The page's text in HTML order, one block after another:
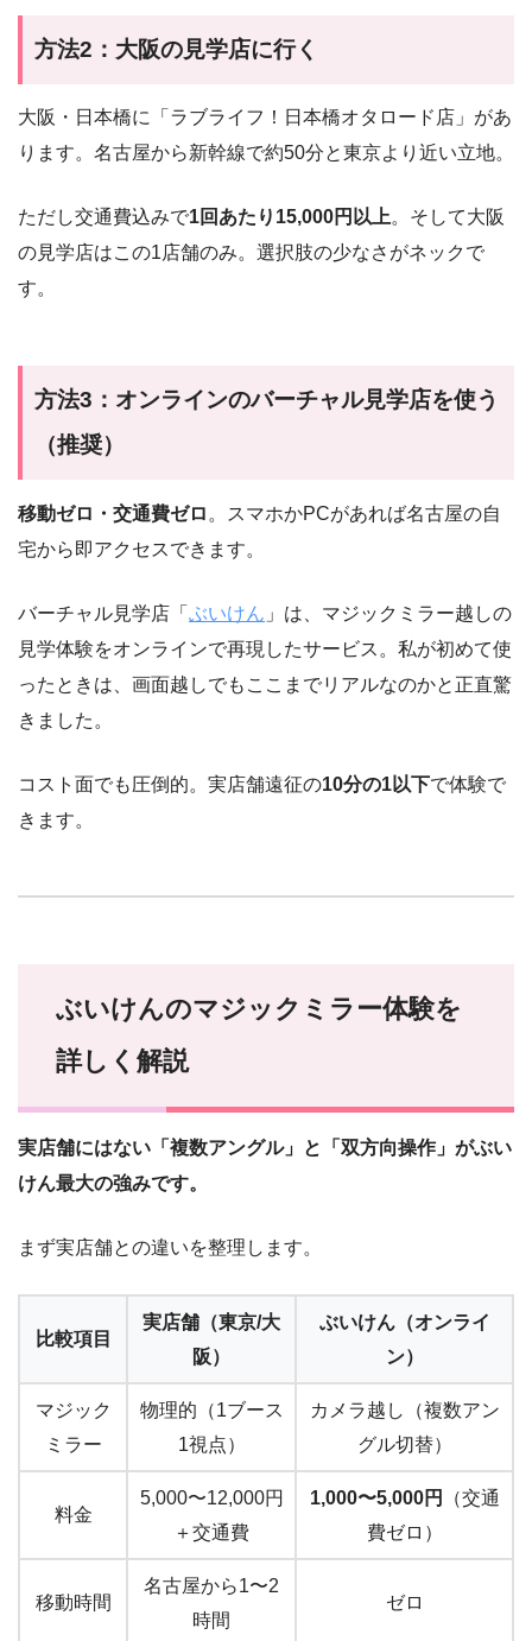
方法2：大阪の見学店に行く
大阪・日本橋に「ラブライフ！日本橋オタロード店」があ
ります。名古屋から新幹線で約50分と東京より近い立地。
ただし交通費込みで1回あたり15,000円以上。そして大阪
の見学店はこの1店舗のみ。選択肢の少なさがネックで
す。
方法3：オンラインのバーチャル見学店を使う
（推奨）
移動ゼロ・交通費ゼロ 。スマホかPCがあれば名古屋の自
宅から即アクセスできます。
バーチャル見学店「 ぶいけん 」は、マジックミラー越しの
見学体験をオンラインで再現したサービス。私が初めて使
ったときは、画面越しでもここまでリアルなのかと正直驚
きました。
コスト面でも圧倒的。実店舗遠征の10分の1以下で体験で
きます。
ぶいけんのマジックミラー体験を
詳しく解説
実店舗にはない「複数アングル」と「双方向操作」がぶい
けん最大の強みです。
まず実店舗との違いを整理します。
比較項目
実店舗（東京/大
阪）
ぶいけん（オンライ
ン）
マジック
ミラー
物理的（1ブース
1視点）
カメラ越し（複数アン
グル切替）
料金
5,000〜12,000円
＋交通費
1,000〜5,000円
（交通
費ゼロ）
移動時間
名古屋から1〜2
時間
ゼロ